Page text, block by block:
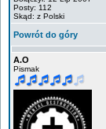
Posty: 112
Skąd: z Polski
Powrót do góry
A.O
Pismak